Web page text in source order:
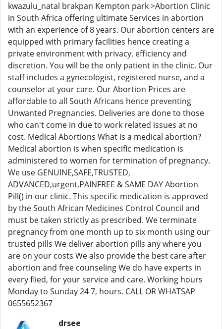
kwazulu_natal brakpan Kempton park >Abortion Clinic
in South Africa offering ultimate Services in abortion
with an experience of 8 years. Our abortion centers are
equipped with primary facilities hence creating a
private environment with privacy, efficiency and
discretion. You will be the only patient in the clinic. Our
staff includes a gynecologist, registered nurse, and a
counselor at your care. Our Abortion Prices are
affordable to all South Africans hence preventing
Unwanted Pregnancies. Deliveries are done to those
who can't come in due to work related issues at no
cost. Medical Abortions What is a medical abortion?
Medical abortion is when specific medication is
administered to women for termination of pregnancy.
We use GENUINE,SAFE,TRUSTED,
ADVANCED,urgent,PAINFREE & SAME DAY Abortion
Pill() in our clinic. This specific medication is approved
by the South African Medicines Control Council and
must be taken strictly as prescribed. We terminate
pregnancy from one month up to six month using our
trusted pills We deliver abortion pills any where you
are on your costs We also provide the best care after
abortion and free counseling We do have experts in
every flied, for your service and care. Working hours
Monday to Sunday 24 7, hours. CALL OR WHATSAP
0655652367
drsee